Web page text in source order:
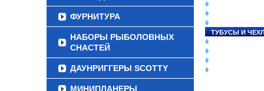
ФУРНИТУРА
НАБОРЫ РЫБОЛОВНЫХ
СНАСТЕЙ
ДАУНРИГГЕРЫ SCOTTY
МИНИПЛАНЕРЫ
ТУБУСЫ И